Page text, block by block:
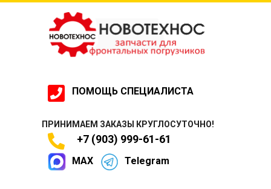
ПОМОЩЬ СПЕЦИАЛИСТА
ПРИНИМАЕМ ЗАКАЗЫ КРУГЛОСУТОЧНО!
+7 (903) 999-61-61
MAX Telegram